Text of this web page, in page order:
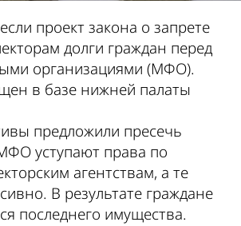
проект закона о запрете
долги граждан перед
организациями (МФО).
в базе нижней палаты
предложили пресечь
уступают права по
агентствам, а те
В результате граждане
последнего имущества.